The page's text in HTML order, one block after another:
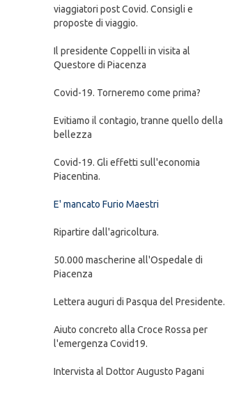
viaggiatori post Covid. Consigli e
proposte di viaggio.
Il presidente Coppelli in visita al
Questore di Piacenza
Covid-19. Torneremo come prima?
Evitiamo il contagio, tranne quello della
bellezza
Covid-19. Gli effetti sull'economia
Piacentina.
E' mancato Furio Maestri
Ripartire dall'agricoltura.
50.000 mascherine all'Ospedale di
Piacenza
Lettera auguri di Pasqua del Presidente.
Aiuto concreto alla Croce Rossa per
l'emergenza Covid19.
Intervista al Dottor Augusto Pagani